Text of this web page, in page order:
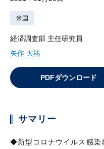
米国
経済調査部 主任研究員
矢作 大祐
PDFダウンロード
サマリー
◆新型コロナウイルス感染